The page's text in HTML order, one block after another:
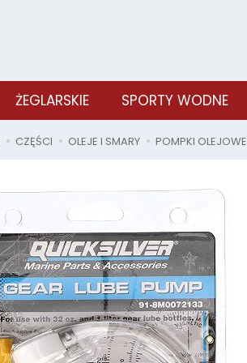
ŻEGLARSKIE SPORTY WODNE
CZĘŚCI OLEJE I SMARY POMPKI OLEJOWE